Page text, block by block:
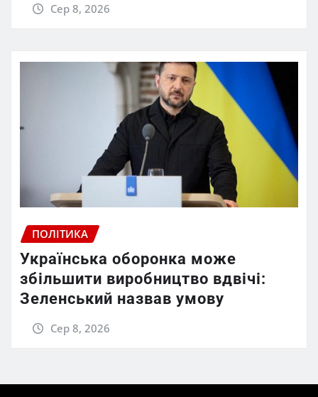
Сер 8, 2026
ПОЛІТИКА
Українська оборонка може
збільшити виробництво вдвічі:
Зеленський назвав умову
Сер 8, 2026